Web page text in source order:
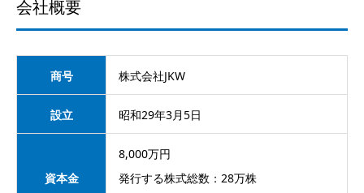
会社概要
商号 株式会社JKW
設立 昭和29年3月5日
資本金
8,000万円
発行する株式総数：28万株